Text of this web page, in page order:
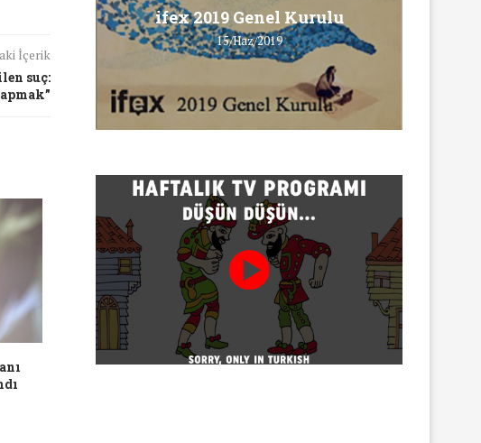
İçerik
suç:
JINNEWS’in Türkçe X hesabına
erişim engeli
30/07/2026
Gazeteci Sema Bingöl ve
ifex 2019 Genel Kurulu
15/Haz/2019